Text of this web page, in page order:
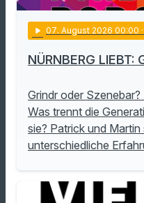
play_arrow 07. August 2026 00:00
NÜRNBERG
Grindr oder
Was trennt die
sie? Patrick und
unterschiedliche